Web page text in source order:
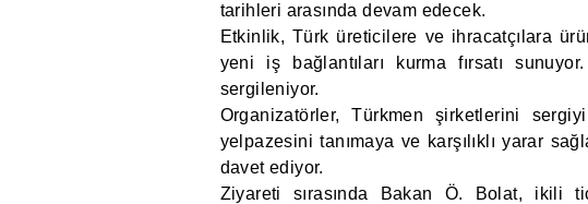
tarihleri arasında devam edecek.
Etkinlik, Türk üreticilere ve ihracatçılara
yeni iş bağlantıları kurma fırsatı
sergileniyor.
Organizatörler, Türkmen şirketlerini
yelpazesini tanımaya ve karşılıklı yarar
davet ediyor.
Ziyareti sırasında Bakan Ö. Bolat, ikili